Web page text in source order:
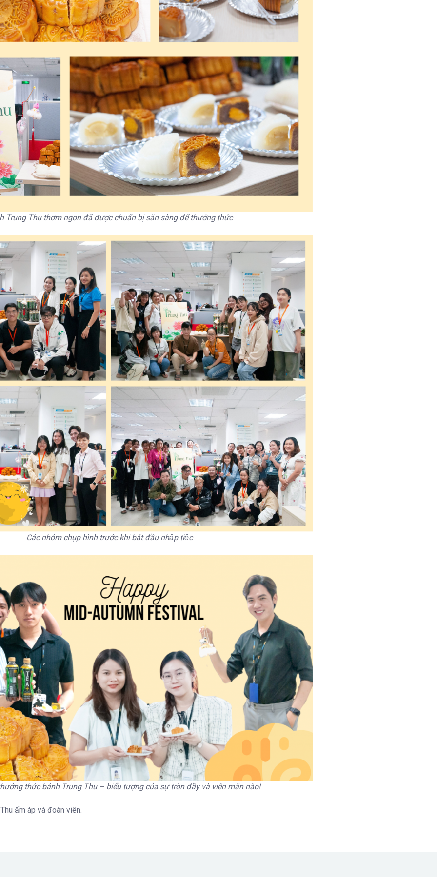
Trung Thu thơm ngon đã được chuẩn bị sẵn sàng để thưởng thức
Các nhóm chụp hình trước khi bắt đầu nhập tiệc
thức bánh Trung Thu – biểu tượng của sự tròn đầy và viên mãn nào!
ấm áp và đoàn viên.